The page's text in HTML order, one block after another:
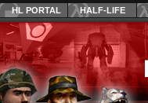
HL PORTAL HALF-LIFE